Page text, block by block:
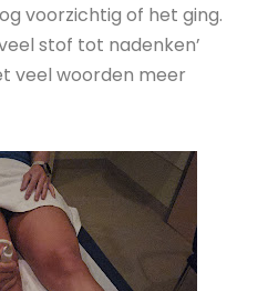
voorzichtig of het ging.
stof tot nadenken’
veel woorden meer